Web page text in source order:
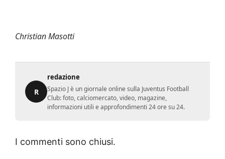
Christian Masotti
R
redazione
Spazio J è un giornale online sulla Juventus Football
Club: foto, calciomercato, video, magazine,
informazioni utili e approfondimenti 24 ore su 24.
I commenti sono chiusi.